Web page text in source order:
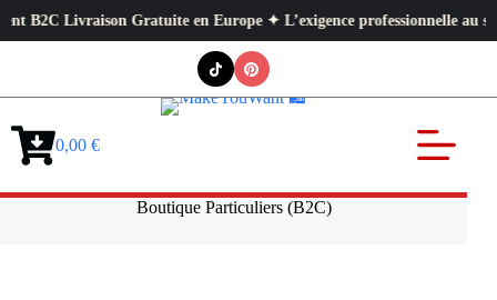
Gratuite en Europe ✦ L’exigence professionnelle au service de votre
Panier0,00 €
Boutique Particuliers (B2C)